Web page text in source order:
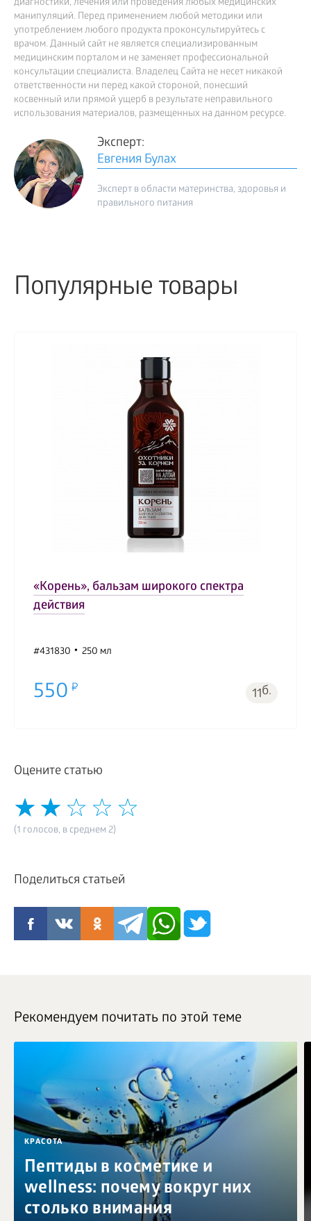
диагностики, лечения или проведения любых медицинских
манипуляций. Перед применением любой методики или
употреблением любого продукта проконсультируйтесь с
врачом. Данный сайт не является специализированным
медицинским порталом и не заменяет профессиональной
консультации специалиста. Владелец Сайта не несет никакой
ответственности ни перед какой стороной, понесший
косвенный или прямой ущерб в результате неправильного
использования материалов, размещенных на данном ресурсе.
Эксперт:
Евгения Булах
Эксперт в области материнства, здоровья и
правильного питания
Популярные товары
«Корень», бальзам широкого спектра
действия
#431830 250 мл
550 11б.
Оцените статью
(1 голосов, в среднем 2)
Поделиться статьей
Рекомендуем почитать по этой теме
КРАСОТА
Пептиды в косметике и
wellness: почему вокруг них
столько внимания